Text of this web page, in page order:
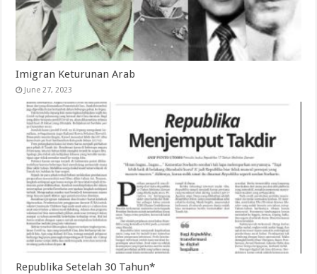
Imigran Keturunan Arab
June 27, 2023
Republika Setelah 30 Tahun*